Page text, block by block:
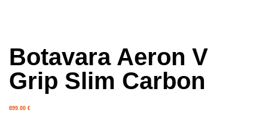
Botavara Aeron V
Grip Slim Carbon
899.00 €